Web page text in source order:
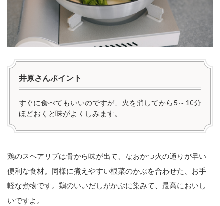
井原さんポイント
すぐに食べてもいいのですが、火を消してから5～10分
ほどおくと味がよくしみます。
鶏のスペアリブは骨から味が出て、なおかつ火の通りが早い
便利な食材。同様に煮えやすい根菜のかぶを合わせた、お手
軽な煮物です。鶏のいいだしがかぶに染みて、最高においし
いですよ。